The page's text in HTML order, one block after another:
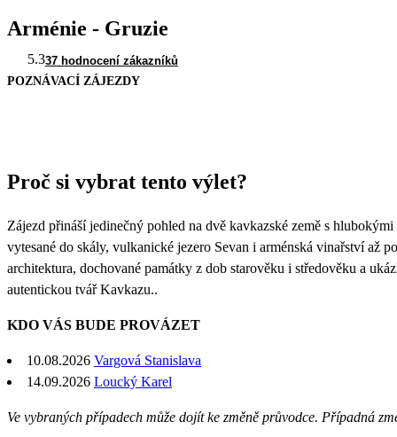
Arménie - Gruzie
5.337 hodnocení zákazníků
POZNÁVACÍ ZÁJEZDY
Proč si vybrat tento výlet?
Zájezd přináší jedinečný pohled na dvě kavkazské země s
vytesané do skály, vulkanické jezero Sevan i arménská vinařství až
architektura, dochované památky z dob starověku i středověku a
autentickou tvář Kavkazu..
KDO VÁS BUDE PROVÁZET
10.08.2026 Vargová Stanislava
14.09.2026 Loucký Karel
Ve vybraných případech může dojít ke změně průvodce. Případná